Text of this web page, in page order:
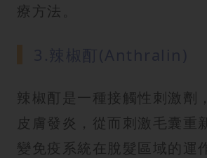
療方法。
辣椒酊是一種接觸性刺激劑
皮膚發炎，從而刺激毛囊重
變免疫系統在脫髮區域的運